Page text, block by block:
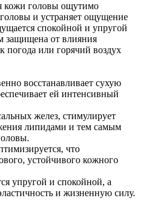
кожи головы ощутимо
и устраняет ощущение
спокойной и упругой
защищена от влияния
погода или горячий воздух
восстанавливает сухую
ей интенсивный
желез, стимулирует
липидами и тем самым
что
устойчивого кожного
упругой и спокойной, а
и жизненную силу.